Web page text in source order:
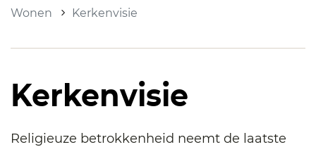
Wonen
Kerkenvisie
Kerkenvisie
Religieuze betrokkenheid neemt de laatste